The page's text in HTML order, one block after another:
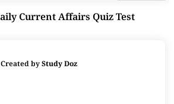
Current Affairs Quiz Test
Created byStudy Doz